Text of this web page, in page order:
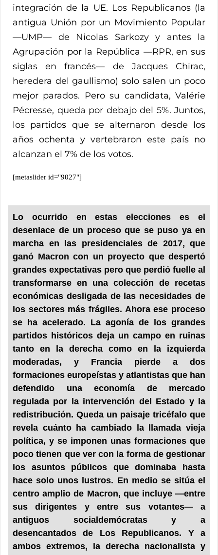
integración de la UE. Los Republicanos (la
antigua Unión por un Movimiento Popular
—UMP— de Nicolas Sarkozy y antes la
Agrupación por la República —RPR, en sus
siglas en francés— de Jacques Chirac,
heredera del gaullismo) solo salen un poco
mejor parados. Pero su candidata, Valérie
Pécresse, queda por debajo del 5%. Juntos,
los partidos que se alternaron desde los
años ochenta y vertebraron este país no
alcanzan el 7% de los votos.
[metaslider id="9027"]
Lo ocurrido en estas elecciones es el
desenlace de un proceso que se puso ya en
marcha en las presidenciales de 2017, que
ganó Macron con un proyecto que despertó
grandes expectativas pero que perdió fuelle al
transformarse en una colección de recetas
económicas desligada de las necesidades de
los sectores más frágiles. Ahora ese proceso
se ha acelerado. La agonía de los grandes
partidos históricos deja un campo en ruinas
tanto en la derecha como en la izquierda
moderadas, y Francia pierde a dos
formaciones europeístas y atlantistas que han
defendido una economía de mercado
regulada por la intervención del Estado y la
redistribución. Queda un paisaje tricéfalo que
revela cuánto ha cambiado la llamada vieja
política, y se imponen unas formaciones que
poco tienen que ver con la forma de gestionar
los asuntos públicos que dominaba hasta
hace solo unos lustros. En medio se sitúa el
centro amplio de Macron, que incluye —entre
sus dirigentes y entre sus votantes— a
antiguos socialdemócratas y a
desencantados de Los Republicanos. Y a
ambos extremos, la derecha nacionalista y